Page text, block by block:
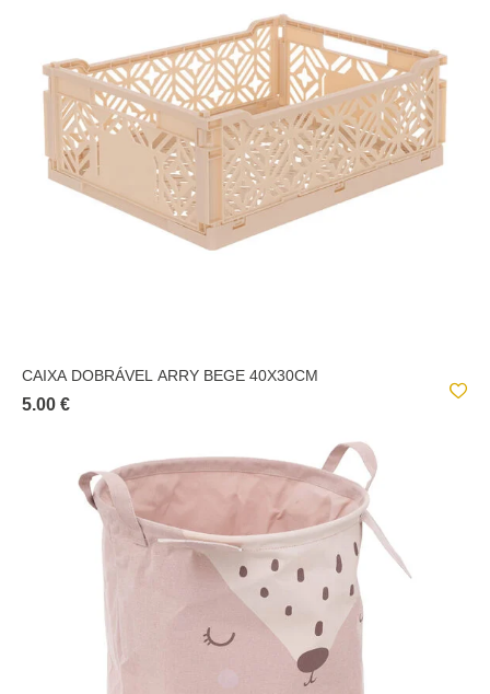
CAIXA DOBRÁVEL ARRY BEGE 40X30CM
5.00 €